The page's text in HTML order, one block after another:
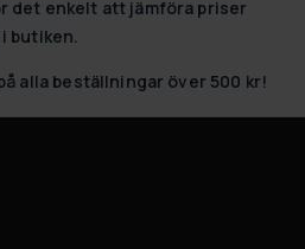
det enkelt att jämföra priser
butiken.
alla beställningar över 500 kr!